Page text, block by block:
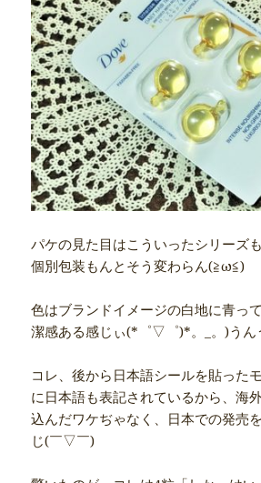
パケの見た目はこういったシリーズ
個別包装もんとそう変わらん(≧ω≦)
色はブランドイメージの白地に青っ
潔感ある感じぃ(*゜▽゜)*。_。)うん
コレ、後から日本語シールを貼った
に日本語も表記されているから、海
込んだワケぢゃなく、日本での発売
じ(￣▽￣)